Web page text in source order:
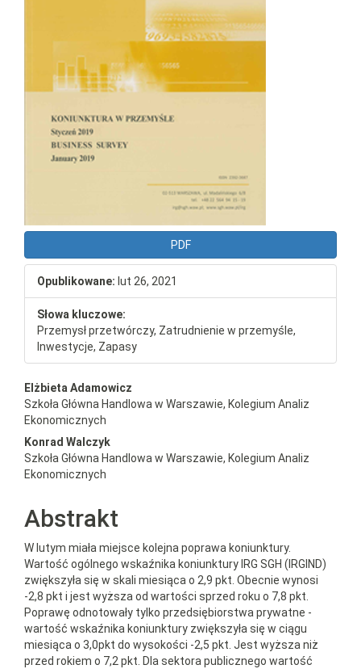
PDF
Opublikowane: lut 26, 2021
Słowa kluczowe:
Przemysł przetwórczy, Zatrudnienie w przemyśle,
Inwestycje, Zapasy
Elżbieta Adamowicz
Szkoła Główna Handlowa w Warszawie, Kolegium Analiz
Ekonomicznych
Konrad Walczyk
Szkoła Główna Handlowa w Warszawie, Kolegium Analiz
Ekonomicznych
Abstrakt
W lutym miała miejsce kolejna poprawa koniunktury.
Wartość ogólnego wskaźnika koniunktury IRG SGH (IRGIND)
zwiększyła się w skali miesiąca o 2,9 pkt. Obecnie wynosi
-2,8 pkt i jest wyższa od wartości sprzed roku o 7,8 pkt.
Poprawę odnotowały tylko przedsiębiorstwa prywatne -
wartość wskaźnika koniunktury zwiększyła się w ciągu
miesiąca o 3,0pkt do wysokości -2,5 pkt. Jest wyższa niż
przed rokiem o 7,2 pkt. Dla sektora publicznego wartość